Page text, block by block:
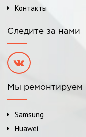
Контакты
Следите за нами
Мы ремонтируем
Samsung
Huawei